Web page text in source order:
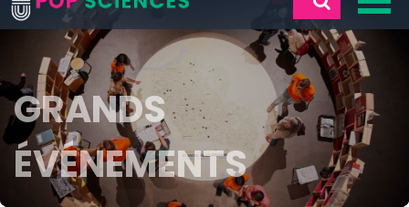
GRANDS
ÉVÉNEMENTS